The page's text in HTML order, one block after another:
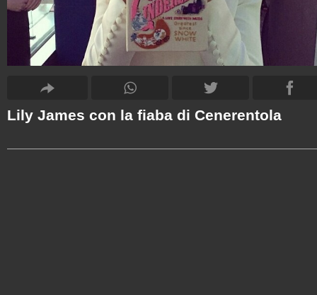
Lily James con la fiaba di Cenerentola